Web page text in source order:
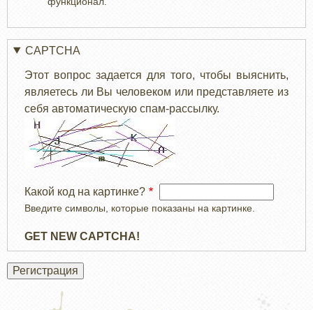
CAPTCHA
Этот вопрос задается для того, чтобы выяснить,
являетесь ли Вы человеком или представляете из
себя автоматическую спам-рассылку.
Какой код на картинке?
Введите символы, которые показаны на картинке.
GET NEW CAPTCHA!